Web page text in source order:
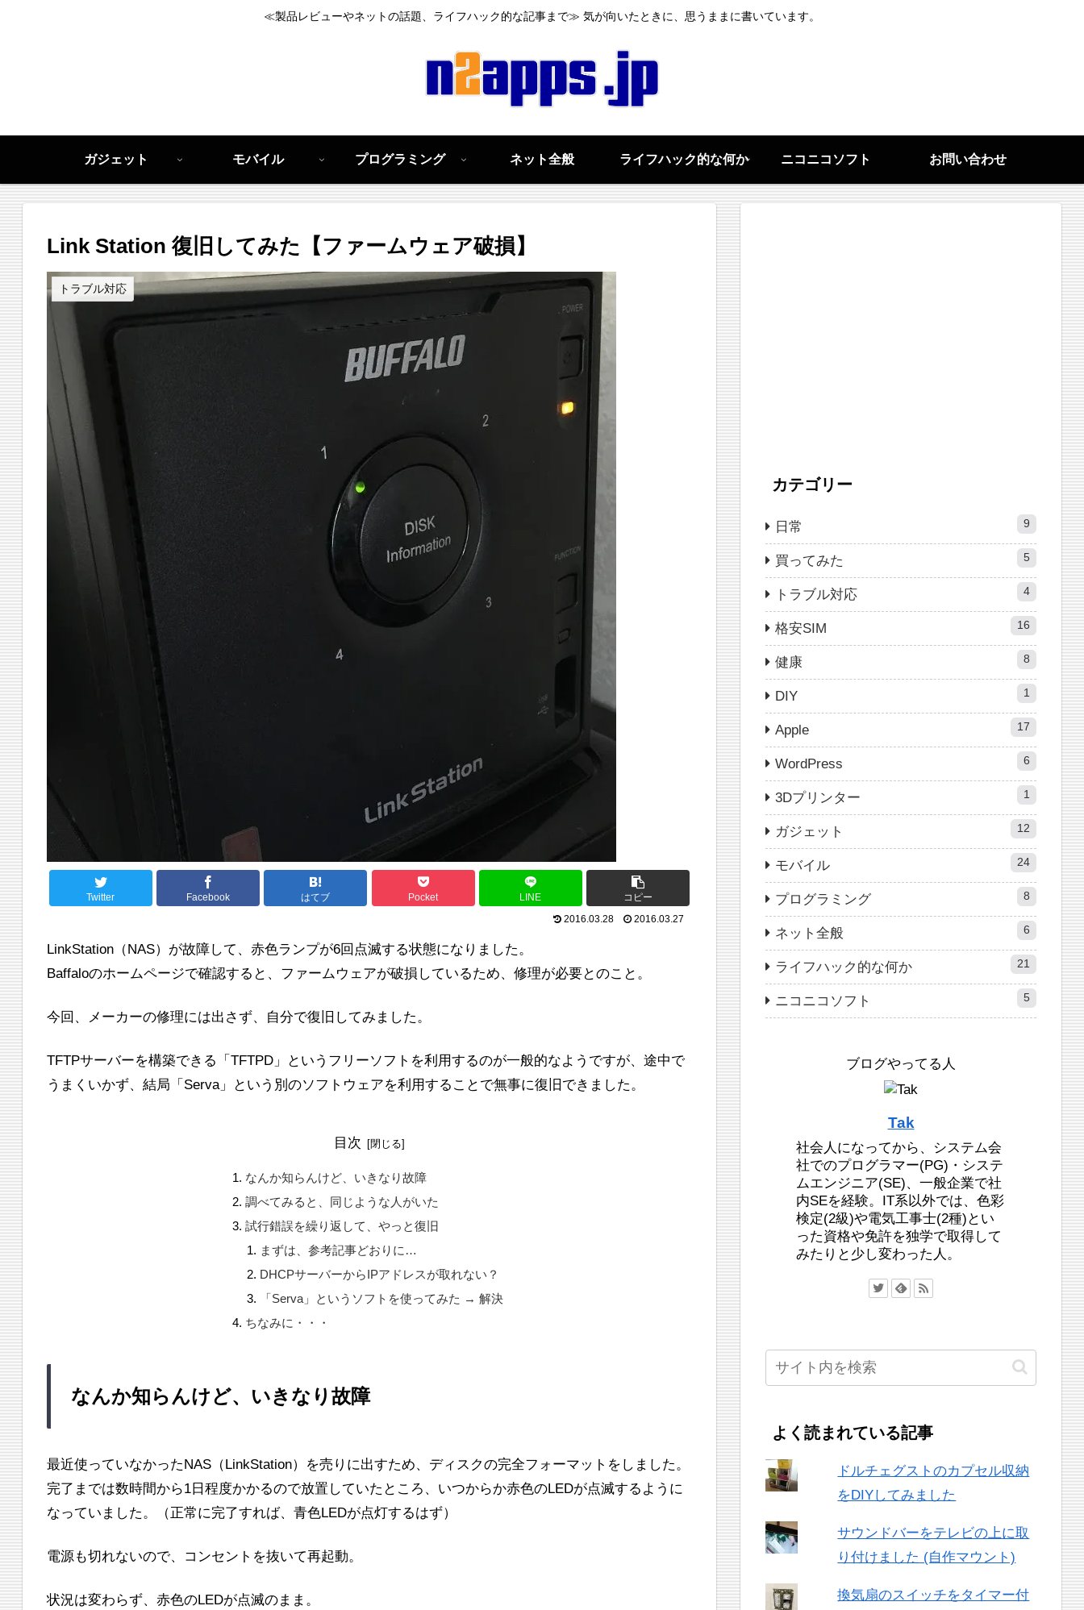
≪製品レビューやネットの話題、ライフハック的な記事まで≫ 気が向いたときに、思うままに書いています。
ガジェット モバイル プログラミング ネット全般 ライフハック的な何か ニコニコソフト お問い合わせ
Link Station 復旧してみた【ファームウェア破損】
トラブル対応
Twitter Facebook はてブ Pocket LINE
コピー
2016.03.28
2016.03.27
LinkStation（NAS）が故障して、赤色ランプが6回点滅する状態になりました。
Baffaloのホームページで確認すると、ファームウェアが破損しているため、修理が必要とのこと。
今回、メーカーの修理には出さず、自分で復旧してみました。
TFTPサーバーを構築できる「TFTPD」というフリーソフトを利用するのが一般的なようですが、途中で
うまくいかず、結局「Serva」という別のソフトウェアを利用することで無事に復旧できました。
目次
なんか知らんけど、いきなり故障
調べてみると、同じような人がいた
試行錯誤を繰り返して、やっと復旧
まずは、参考記事どおりに…
DHCPサーバーからIPアドレスが取れない？
「Serva」というソフトを使ってみた → 解決
ちなみに・・・
なんか知らんけど、いきなり故障
最近使っていなかったNAS（LinkStation）を売りに出すため、ディスクの完全フォーマットをしました。
完了までは数時間から1日程度かかるので放置していたところ、いつからか赤色のLEDが点滅するように
なっていました。（正常に完了すれば、青色LEDが点灯するはず）
電源も切れないので、コンセントを抜いて再起動。
状況は変わらず、赤色のLEDが点滅のまま。
カテゴリー
日常 9
買ってみた 5
トラブル対応 4
格安SIM 16
健康 8
DIY 1
Apple 17
WordPress 6
3Dプリンター 1
ガジェット 12
モバイル 24
プログラミング 8
ネット全般 6
ライフハック的な何か 21
ニコニコソフト 5
ブログやってる人
Tak
社会人になってから、システム会
社でのプログラマー(PG)・システ
ムエンジニア(SE)、一般企業で社
内SEを経験。IT系以外では、色彩
検定(2級)や電気工事士(2種)とい
った資格や免許を独学で取得して
みたりと少し変わった人。
よく読まれている記事
ドルチェグストのカプセル収納
をDIYしてみました
サウンドバーをテレビの上に取
り付けました (自作マウント)
換気扇のスイッチをタイマー付